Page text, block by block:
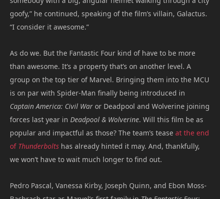
goofy,” he continued, speaking of the film’s villain, Galactus.
“I consider it awesome.”
As do we. But the Fantastic Four kind of have to be more
than awesome. It’s a property that’s on another level. A
group on the top tier of Marvel. Bringing them into the MCU
is on par with Spider-Man finally being introduced in
Captain America: Civil War or Deadpool and Wolverine joining
forces last year in Deadpool & Wolverine. Will this film be as
popular and impactful as those? The team’s tease at the end
of Thunderbolts has already hinted it may. And, thankfully,
we won’t have to wait much longer to find out.
Pedro Pascal, Vanessa Kirby, Joseph Quinn, and Ebon Moss-